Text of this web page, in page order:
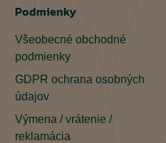
Podmienky
Všeobecné obchodné
podmienky
GDPR ochrana osobných
údajov
Výmena / vrátenie /
reklamácia